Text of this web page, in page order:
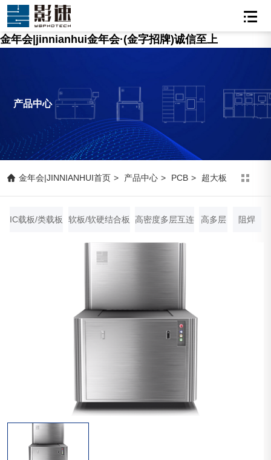
金年会|jinnianhui金年会·(金字招牌)诚信至上
产品中心
金年会|JINNIANHUI首页 > 产品中心 > PCB > 超大板
IC载板/类载板 软板/软硬结合板 高密度多层互连 高多层 阻焊